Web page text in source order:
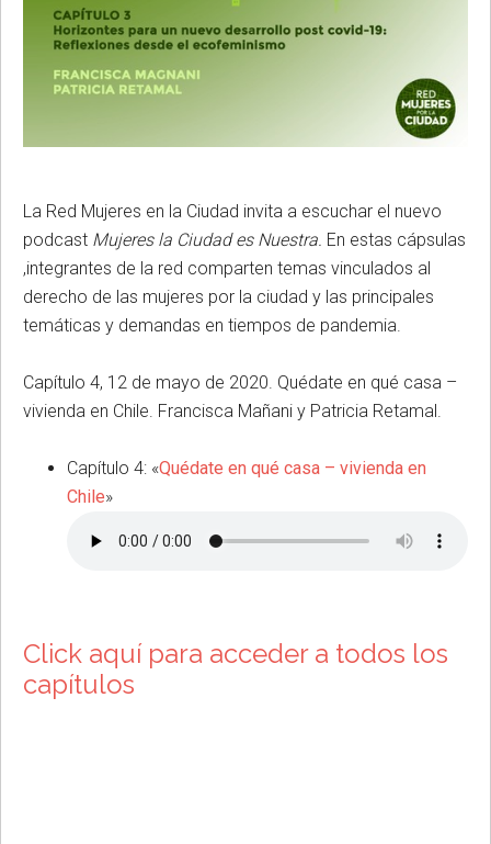
La Red Mujeres en la Ciudad invita a escuchar el nuevo
podcast Mujeres la Ciudad es Nuestra. En estas cápsulas
,integrantes de la red comparten temas vinculados al
derecho de las mujeres por la ciudad y las principales
temáticas y demandas en tiempos de pandemia.
Capítulo 4, 12 de mayo de 2020. Quédate en qué casa –
vivienda en Chile. Francisca Mañani y Patricia Retamal.
Capítulo 4: «Quédate en qué casa – vivienda en
Chile»
Click aquí para acceder a todos los
capítulos